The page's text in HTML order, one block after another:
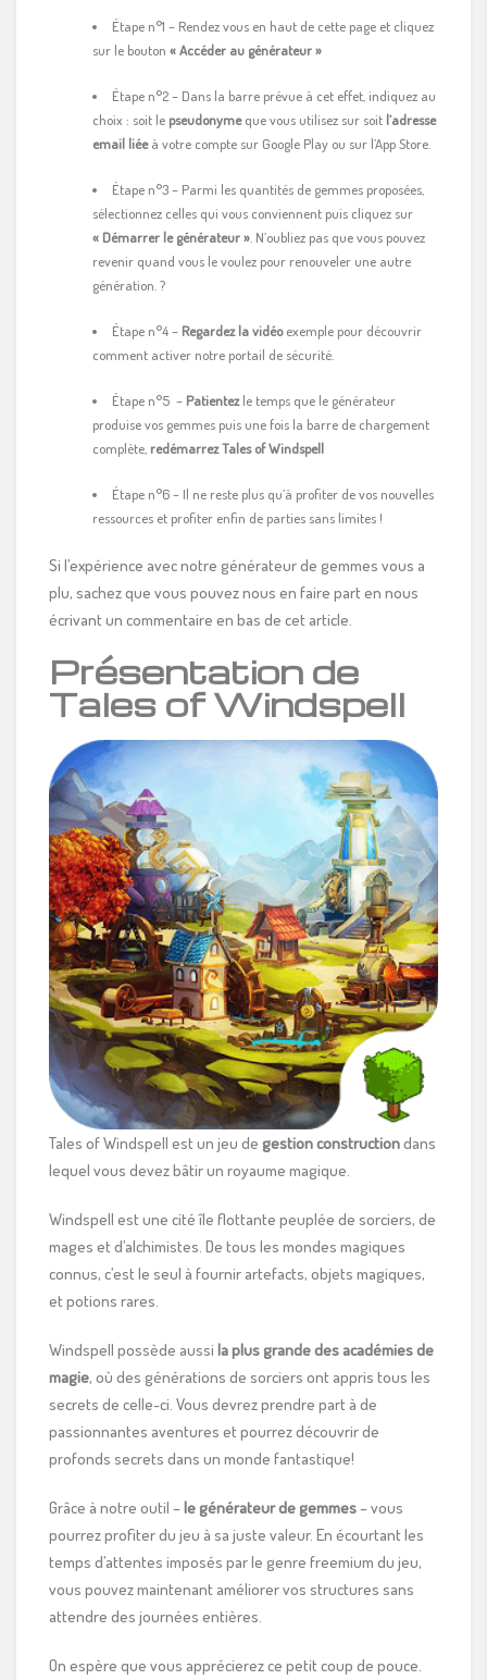
Étape n°1 – Rendez vous en haut de cette page et cliquez
sur le bouton « Accéder au générateur »
Étape n°2 – Dans la barre prévue à cet effet, indiquez au
choix : soit le pseudonymeque vous utilisez sur soit l’adresse
email liéeà votre compte sur Google Play ou sur l’App Store.
Étape n°3 – Parmi les quantités de gemmes proposées,
sélectionnez celles qui vous conviennent puis cliquez sur
« Démarrer le générateur » . N’oubliez pas que vous pouvez
revenir quand vous le voulez pour renouveler une autre
génération. ?
Étape n°4 – Regardez la vidéoexemple pour découvrir
comment activer notre portail de sécurité.
Étape n°5 – Patientezle temps que le générateur
produise vos gemmes puis une fois la barre de chargement
complète, redémarrez Tales of Windspell
Étape n°6 – Il ne reste plus qu’à profiter de vos nouvelles
ressources et profiter enfin de parties sans limites !
Si l’expérience avec notre générateur de gemmes vous a
plu, sachez que vous pouvez nous en faire part en nous
écrivant un commentaire en bas de cet article.
Présentation de
Tales of Windspell
Tales of Windspell est un jeu de gestion constructiondans
lequel vous devez bâtir un royaume magique.
Windspell est une cité île flottante peuplée de sorciers, de
mages et d’alchimistes. De tous les mondes magiques
connus, c’est le seul à fournir artefacts, objets magiques,
et potions rares.
Windspell possède aussi la plus grande des académies de
magie, où des générations de sorciers ont appris tous les
secrets de celle-ci. Vous devrez prendre part à de
passionnantes aventures et pourrez découvrir de
profonds secrets dans un monde fantastique!
Grâce à notre outil –le générateur de gemmes– vous
pourrez profiter du jeu à sa juste valeur. En écourtant les
temps d’attentes imposés par le genre freemium du jeu,
vous pouvez maintenant améliorer vos structures sans
attendre des journées entières.
On espère que vous apprécierez ce petit coup de pouce.